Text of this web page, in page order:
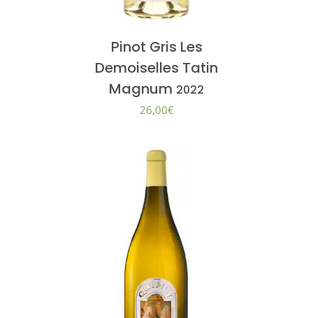
Pinot Gris Les
Demoiselles Tatin
Magnum 2022
26,00€